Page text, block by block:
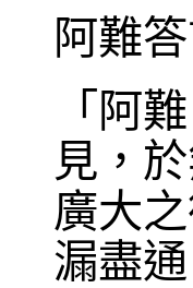
阿難
「阿
見，
廣大
漏盡